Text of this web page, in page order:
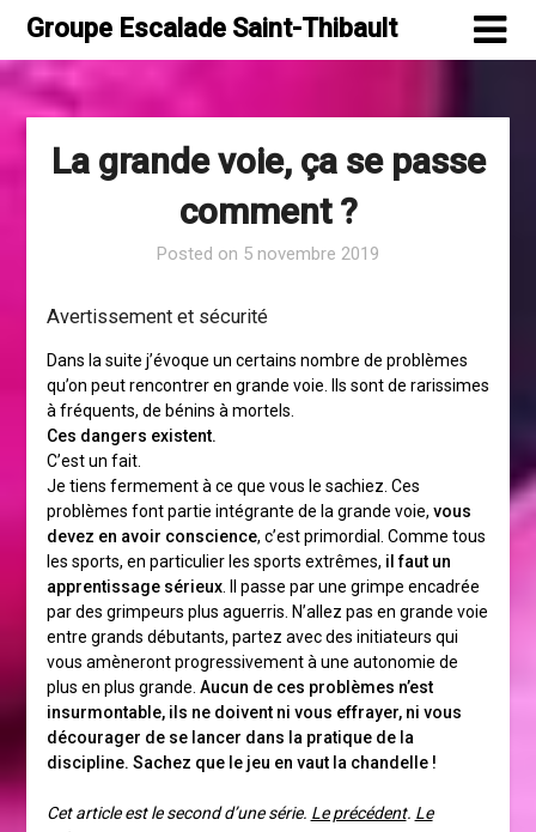
Skip
content
Groupe Escalade Saint-Thibault
La grande voie, ça se passe
comment ?
Posted on 5 novembre 2019
Avertissement et sécurité
Dans la suite j’évoque un certains nombre de problèmes
qu’on peut rencontrer en grande voie. Ils sont de rarissimes
à fréquents, de bénins à mortels.
Ces dangers existent.
C’est un fait.
Je tiens fermement à ce que vous le sachiez. Ces
problèmes font partie intégrante de la grande voie, vous
devez en avoir conscience, c’est primordial. Comme tous
les sports, en particulier les sports extrêmes, il faut un
apprentissage sérieux. Il passe par une grimpe encadrée
par des grimpeurs plus aguerris. N’allez pas en grande voie
entre grands débutants, partez avec des initiateurs qui
vous amèneront progressivement à une autonomie de
plus en plus grande. Aucun de ces problèmes n’est
insurmontable, ils ne doivent ni vous effrayer, ni vous
décourager de se lancer dans la pratique de la
discipline. Sachez que le jeu en vaut la chandelle !
Cet article est le second d’une série. Le précédent. Le